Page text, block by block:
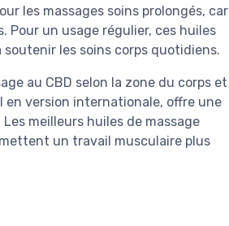
les massages soins prolongés, car
un usage régulier, ces huiles
les soins corps quotidiens.
au CBD selon la zone du corps et
en version internationale, offre une
meilleurs huiles de massage
un travail musculaire plus